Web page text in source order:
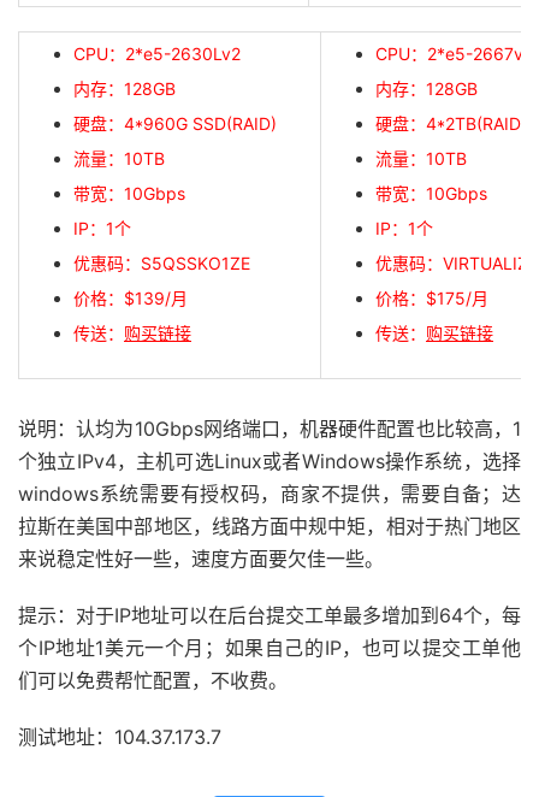
CPU：2*e5-2630Lv2
内存：128GB
硬盘：4*960G SSD(RAID)
流量：10TB
带宽： 10Gbps
IP：1个
优惠码：S5QSSKO1ZE
价格：$139/月
传送： 购买链接
CPU：2*e5-2667v2
内存：128GB
硬盘：
流量：10TB
带宽： 10Gbps
IP：1个
优惠码：
价格：$175/月
传送： 购买链接
说明：认均为10Gbps网络端口，机器硬件配置也比较高，1
个独立IPv4，主机可选Linux或者Windows操作系统，选择
windows系统需要有授权码，商家不提供，需要自备；达
拉斯在美国中部地区，线路方面中规中矩，相对于热门地区
来说稳定性好一些，速度方面要欠佳一些。
提示：对于IP地址可以在后台提交工单最多增加到64个，每
个IP地址1美元一个月；如果自己的IP，也可以提交工单他
们可以免费帮忙配置，不收费。
测试地址：104.37.173.7